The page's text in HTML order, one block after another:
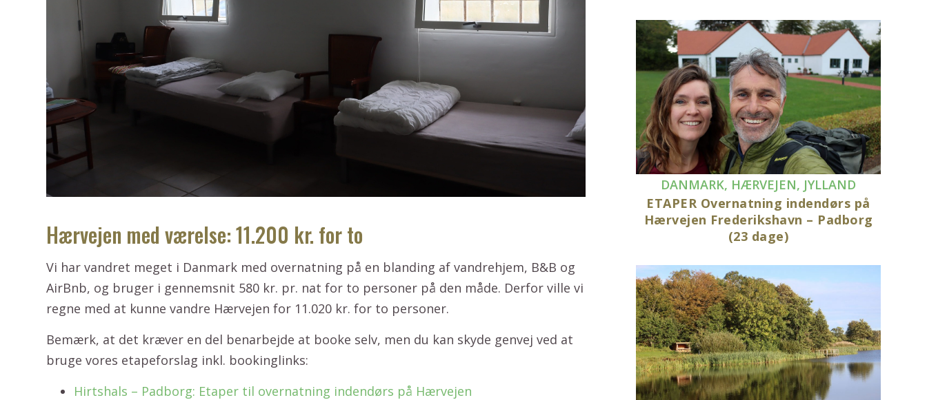
Hærvejen med værelse: 11.200 kr. for to
Vi har vandret meget i Danmark med overnatning på en blanding af vandrehjem, B&B og
AirBnb, og bruger i gennemsnit 580 kr. pr. nat for to personer på den måde. Derfor ville vi
regne med at kunne vandre Hærvejen for 11.020 kr. for to personer.
Bemærk, at det kræver en del benarbejde at booke selv, men du kan skyde genvej ved at
bruge vores etapeforslag inkl. bookinglinks:
Hirtshals – Padborg: Etaper til overnatning indendørs på Hærvejen
DANMARK, HÆRVEJEN, JYLLAND
ETAPER Overnatning indendørs på
Hærvejen Frederikshavn – Padborg
(23 dage)